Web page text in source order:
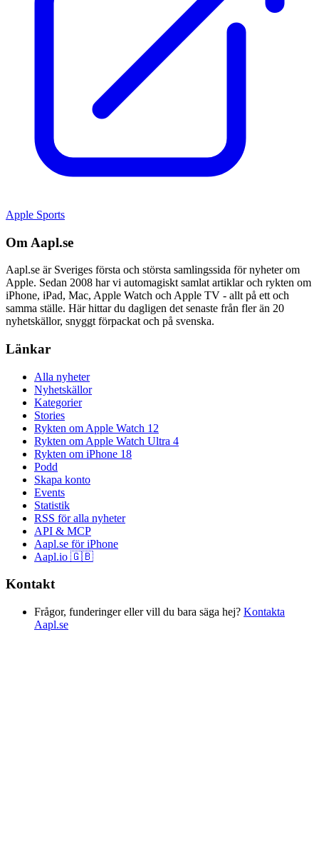
Apple Sports
Om Aapl.se
Aapl.se är Sveriges första och största samlingssida för nyheter om
Apple. Sedan 2008 har vi automagiskt samlat artiklar och rykten om
iPhone, iPad, Mac, Apple Watch och Apple TV - allt på ett och
samma ställe. Här hittar du dagligen det senaste från fler än 20
nyhetskällor, snyggt förpackat och på svenska.
Länkar
Alla nyheter
Nyhetskällor
Kategorier
Stories
Rykten om Apple Watch 12
Rykten om Apple Watch Ultra 4
Rykten om iPhone 18
Podd
Skapa konto
Events
Statistik
RSS för alla nyheter
API & MCP
Aapl.se för iPhone
Aapl.io 🇬🇧
Kontakt
Frågor, funderinger eller vill du bara säga hej? Kontakta
Aapl.se